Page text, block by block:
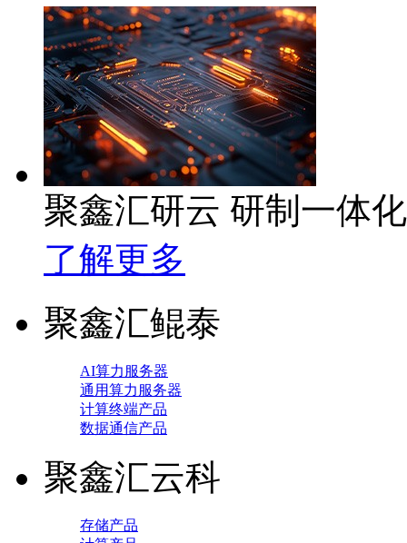
聚鑫汇研云 研制一体
了解更多
聚鑫汇鲲泰
AI算力服务器
通用算力服务器
计算终端产品
数据通信产品
聚鑫汇云科
存储产品